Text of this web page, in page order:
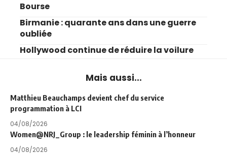
Bourse
Birmanie : quarante ans dans une guerre
oubliée
Hollywood continue de réduire la voilure
Mais aussi...
Matthieu Beauchamps devient chef du service
programmation à LCI
04/08/2026
Women@NRJ_Group : le leadership féminin à l’honneur
04/08/2026